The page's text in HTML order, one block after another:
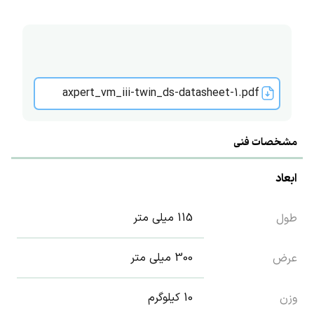
axpert_vm_iii-twin_ds-datasheet-1.pdf
مشخصات فنی
ابعاد
طول 115 میلی متر
عرض 300 میلی متر
وزن 10 کیلوگرم